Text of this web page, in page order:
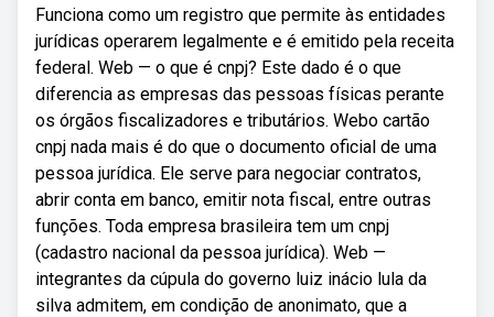
Funciona como um registro que permite às entidades
jurídicas operarem legalmente e é emitido pela receita
federal. Web — o que é cnpj? Este dado é o que
diferencia as empresas das pessoas físicas perante
os órgãos fiscalizadores e tributários. Webo cartão
cnpj nada mais é do que o documento oficial de uma
pessoa jurídica. Ele serve para negociar contratos,
abrir conta em banco, emitir nota fiscal, entre outras
funções. Toda empresa brasileira tem um cnpj
(cadastro nacional da pessoa jurídica). Web —
integrantes da cúpula do governo luiz inácio lula da
silva admitem, em condição de anonimato, que a